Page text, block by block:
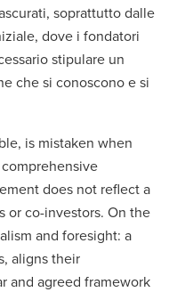
soprattutto dalle
dove i fondatori
stipulare un
che si conoscono e si
is mistaken when
does not reflect a
or co-investors. On the
and foresight: a
aligns their
and agreed framework